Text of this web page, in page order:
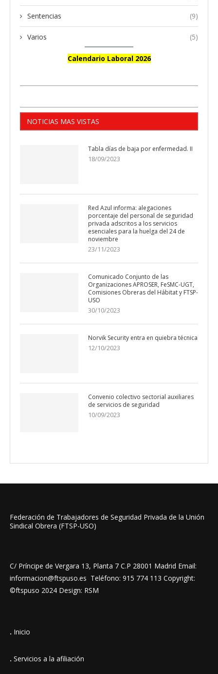
Sentencias (9)
Varios (5)
Calendario Laboral 2026
NOTICIAS MAS VISTAS
Tabla días de baja por enfermedad. II
18/09/2023
Red Azul informa: alegaciones
porcentaje del personal de seguridad
privada adscritos a los servicios
esenciales para la huelga del 24 de
noviembre
23/11/2023
Comunicado Conjunto de las
Organizaciones APROSER, FeSMC-UGT,
Comisiones Obreras del Hábitat y FTSP-
USO
30/10/2023
Norvik Security entra en quiebra técnica
12/10/2023
Convenio colectivo sectorial auxiliares
de servicios de seguridad
10/09/2023
Federación de Trabajadores de Seguridad Privada de la Unión
Sindical Obrera (FTSP-USO)
C/ Príncipe de Vergara 13, Planta 7 C.P 28001 Madrid Email:
informacion@ftspuso.es Teléfono: 915 774 113 Copyright:
©ftspuso 2024 Design: RSM
. Inicio
. Servicios a la afiliación